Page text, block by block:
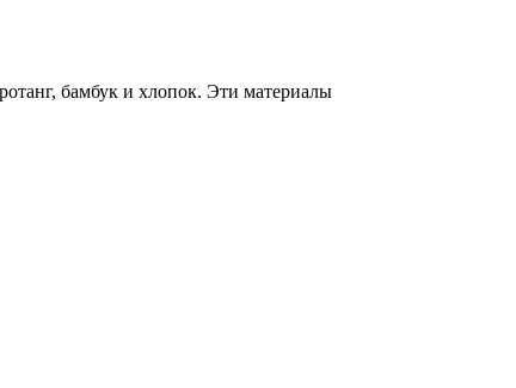
бамбук и хлопок. Эти материалы